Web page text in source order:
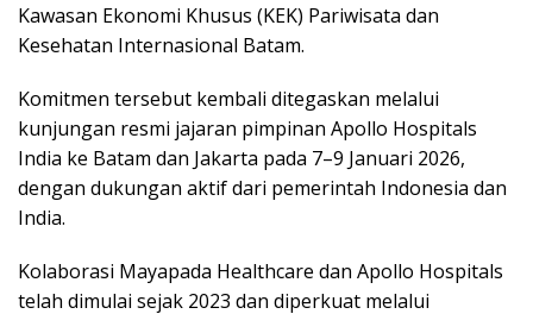
Kawasan Ekonomi Khusus (KEK) Pariwisata dan
Kesehatan Internasional Batam.
Komitmen tersebut kembali ditegaskan melalui
kunjungan resmi jajaran pimpinan Apollo Hospitals
India ke Batam dan Jakarta pada 7–9 Januari 2026,
dengan dukungan aktif dari pemerintah Indonesia dan
India.
Kolaborasi Mayapada Healthcare dan Apollo Hospitals
telah dimulai sejak 2023 dan diperkuat melalui